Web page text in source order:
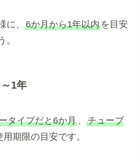
に、6か月から1年以内を目安
。
1年
タイプだと6か月、チューブ
用期限の目安です。